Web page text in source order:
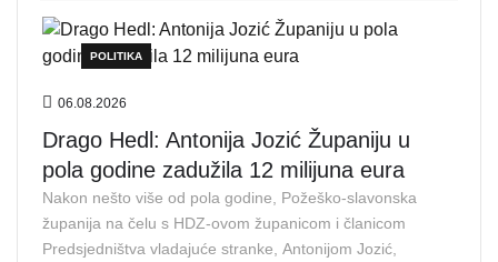
POLITIKA
06.08.2026
Drago Hedl: Antonija Jozić Županiju u
pola godine zadužila 12 milijuna eura
Nakon nešto više od pola godine, Požeško-slavonska
županija na čelu s HDZ-ovom županicom i članicom
Predsjedništva vladajuće stranke, Antonijom Jozić,